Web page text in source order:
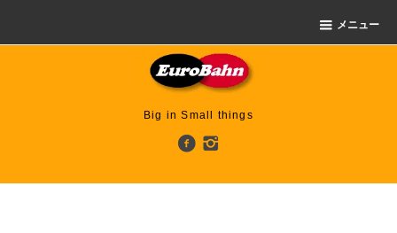
メニュー
Big in Small things